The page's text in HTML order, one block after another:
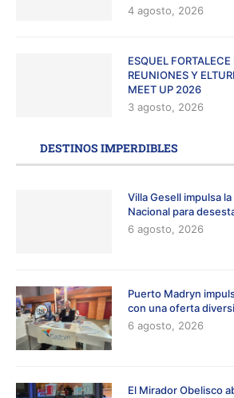
4 agosto, 2026
ESQUEL
REUNIONES Y
MEET UP 2026
3 agosto, 2026
DESTINOS IMPERDIBLES
Villa Gesell impulsa
Nacional para
6 agosto, 2026
Puerto Madryn
con una oferta
6 agosto, 2026
El Mirador Obelisco